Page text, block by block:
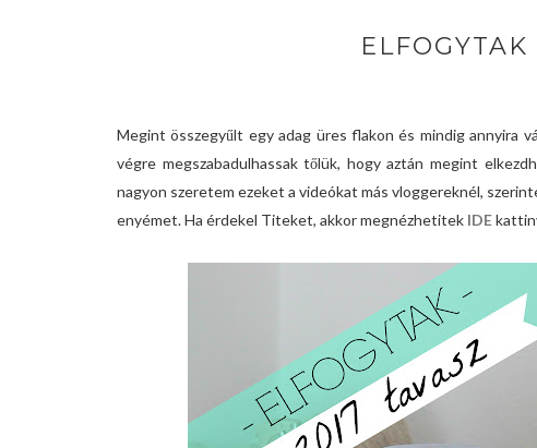
ELFOGYTAK
Megint összegyűlt egy adag üres flakon és mindig annyira
végre megszabadulhassak tőlük, hogy aztán megint
nagyon szeretem ezeket a videókat más vloggereknél,
enyémet. Ha érdekel Titeket, akkor megnézhetitek IDE